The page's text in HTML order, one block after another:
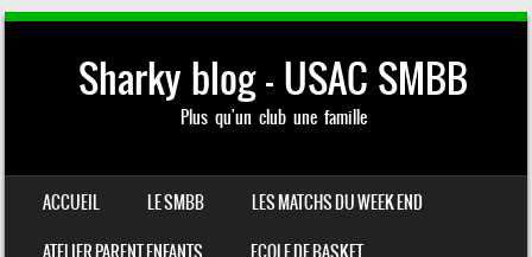
Sharky blog – USAC SMBB
Plus qu'un club une famille
MENU
SKIP TO CONTENT
ACCUEIL LE SMBB
LES MATCHS DU WEEK END